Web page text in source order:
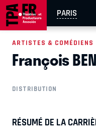
PARIS
AIX-MARSEILLE
EN TOURNÉE
ARTISTES & COMÉDIENS
François
DISTRIBUTION
RÉSUMÉ DE LA